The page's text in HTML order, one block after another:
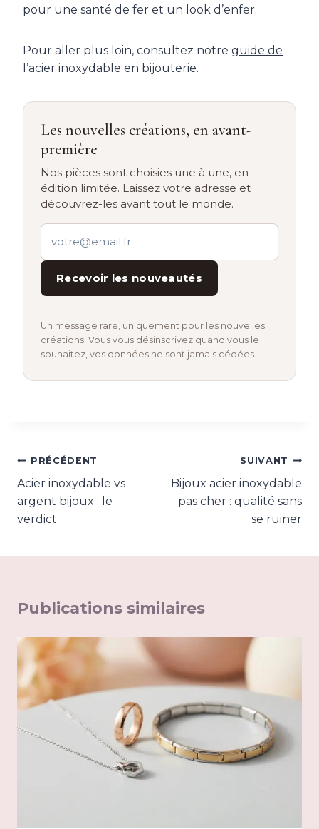
pour une santé de fer et un look d’enfer.
Pour aller plus loin, consultez notre guide de
l’acier inoxydable en bijouterie.
Les nouvelles créations, en avant-
première
Nos pièces sont choisies une à une, en
édition limitée. Laissez votre adresse et
découvrez-les avant tout le monde.
Recevoir les nouveautés
Un message rare, uniquement pour les nouvelles
créations. Vous vous désinscrivez quand vous le
souhaitez, vos données ne sont jamais cédées.
Navigation
de
l’article
PRÉCÉDENT
Acier inoxydable vs
argent bijoux : le
verdict
SUIVANT
Bijoux acier inoxydable
pas cher : qualité sans
se ruiner
Publications similaires